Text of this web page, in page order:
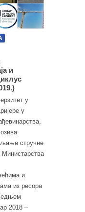
и
у
у
стручне
Министарства
и
из ресора
2018 –